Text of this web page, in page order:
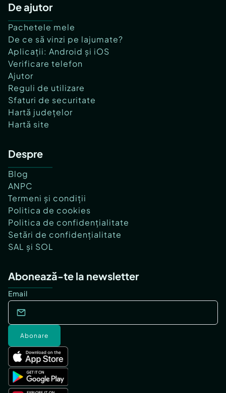
De ajutor
Pachetele mele
De ce să vinzi pe lajumate?
Aplicații: Android și iOS
Verificare telefon
Ajutor
Reguli de utilizare
Sfaturi de securitate
Hartă județelor
Hartă site
Despre
Blog
ANPC
Termeni și condiții
Politica de cookies
Politica de confidențialitate
Setări de confidențialitate
SAL și SOL
Abonează-te la newsletter
Email
Abonare